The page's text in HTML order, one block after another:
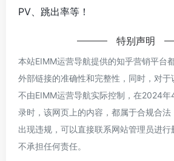
PV、跳出率等！
特别声明
本站EIMM运营导航提供的知乎营销平台
外部链接的准确性和完整性，同时，对于
不由EIMM运营导航实际控制，在2024
录时，该网页上的内容，都属于合规合法
出现违规，可以直接联系网站管理员进
不承担任何责任。